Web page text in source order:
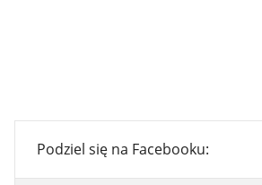
Podziel się na Facebooku: